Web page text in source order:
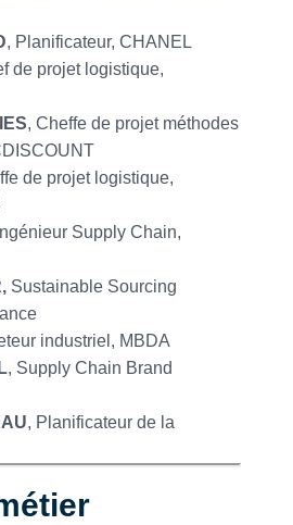
, Planificateur, CHANEL
de projet logistique,
, Cheffe de projet méthodes
de projet logistique,
Supply Chain,
Sustainable Sourcing
industriel, MBDA
, Supply Chain Brand
, Planificateur de la